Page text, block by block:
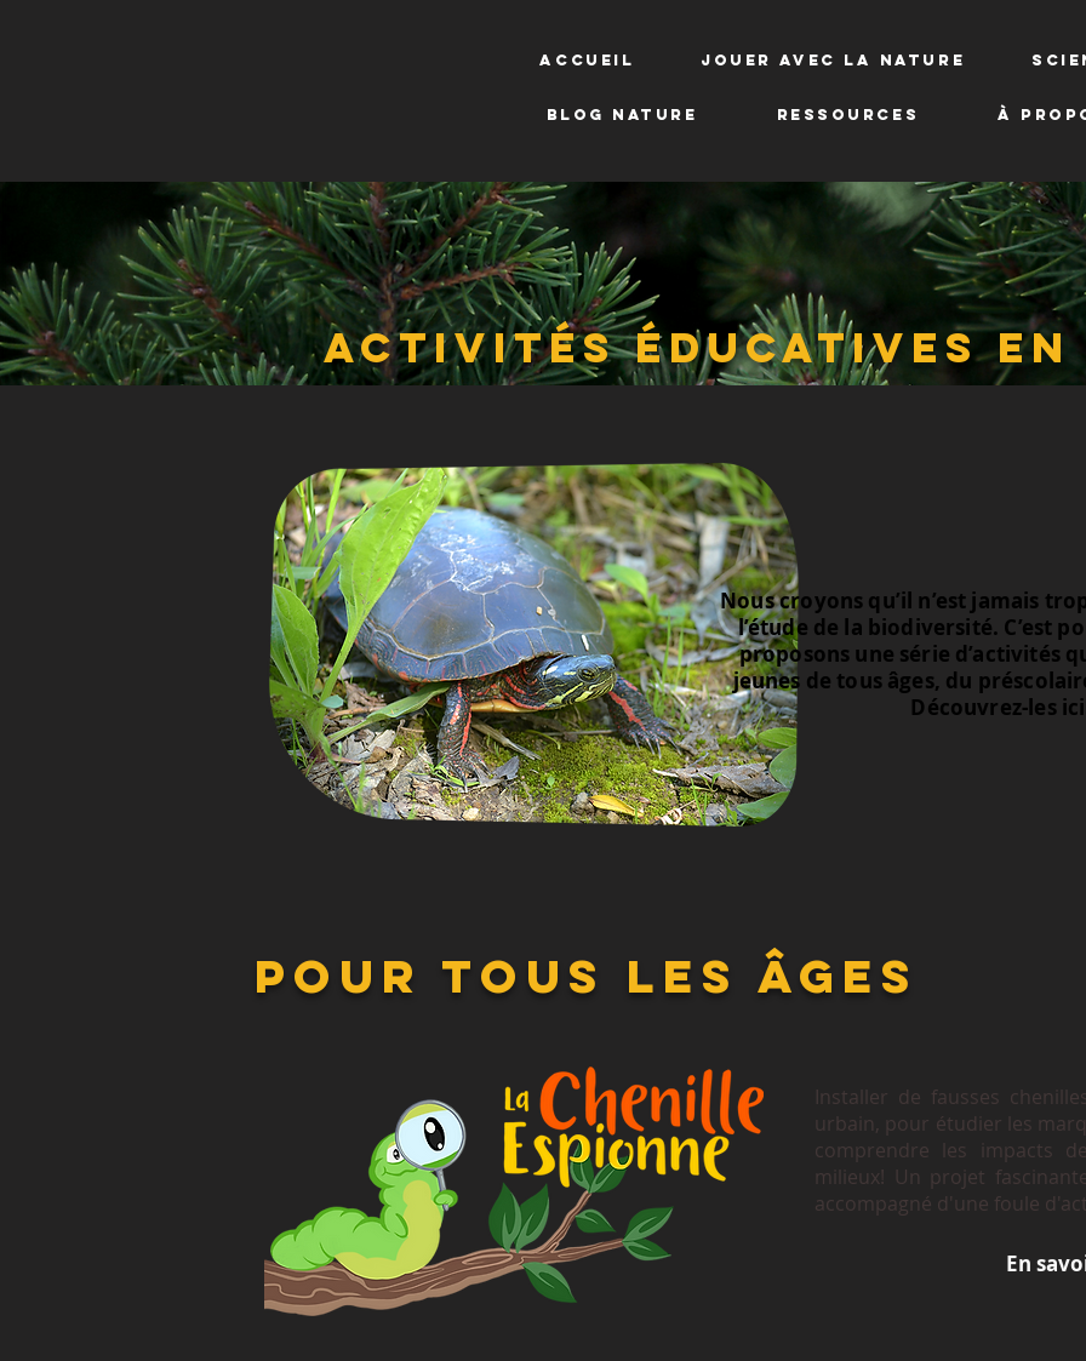
Accueil Jouer avec la nature
Blog NATURE Ressources À
Activités éducatives
Nous croyons qu’il n’est jamais
l’étude de la biodiversité. C’est
proposons une série d’activités
jeunes de tous âges, du
Découvrez-les
pour tous les âges
Installer de fausses
urbain, pour étudier les
comprendre les impacts
milieux! Un projet
accompagné d'une foule
En